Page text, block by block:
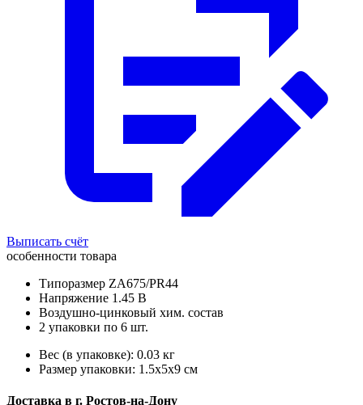
Выписать счёт
особенности товара
Типоразмер ZA675/PR44
Напряжение 1.45 В
Воздушно-цинковый хим. состав
2 упаковки по 6 шт.
Вес (в упаковке): 0.03 кг
Размер упаковки: 1.5x5x9 см
Доставка в г. Ростов-на-Дону